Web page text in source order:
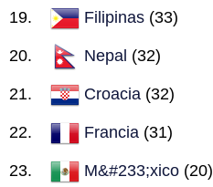
Filipinas (33)
Nepal (32)
Croacia (32)
Francia (31)
M&#233;xico (20)